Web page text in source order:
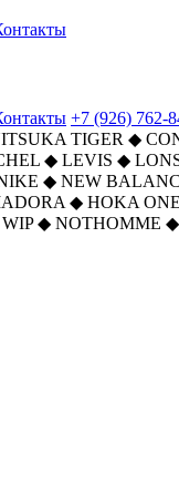
+7 (926) 762-
TIGER ◆
◆ LEVIS ◆
◆ NEW
◆ HOKA
◆ NOTHOMME ◆